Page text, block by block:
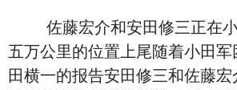
佐藤宏介和安田修三正在小
五万公里的位置上尾随着小田
田横一的报告安田修三和佐藤宏